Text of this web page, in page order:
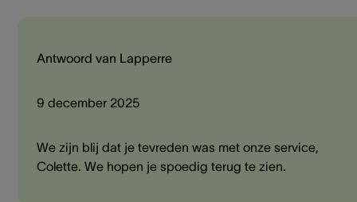
Antwoord van Lapperre
9 december 2025
We zijn blij dat je tevreden was met onze service,
Colette. We hopen je spoedig terug te zien.